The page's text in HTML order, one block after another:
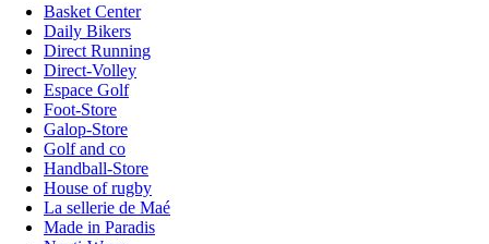
Basket Center
Daily Bikers
Direct Running
Direct-Volley
Espace Golf
Foot-Store
Galop-Store
Golf and co
Handball-Store
House of rugby
La sellerie de Maé
Made in Paradis